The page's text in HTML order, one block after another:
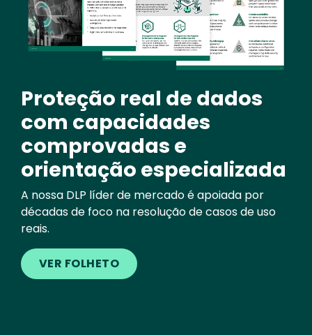
Proteção real de dados
com capacidades
comprovadas e
orientação especializada
A nossa DLP líder de mercado é apoiada por
décadas de foco na resolução de casos de uso
reais.
VER FOLHETO